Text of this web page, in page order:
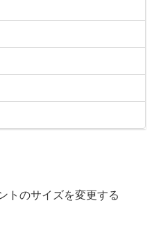
トのサイズを変更する